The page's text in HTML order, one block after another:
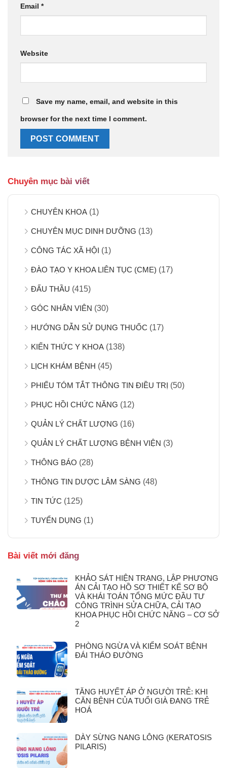
Email *
Website
Save my name, email, and website in this
browser for the next time I comment.
Chuyên mục bài viết
CHUYÊN KHOA (1)
CHUYÊN MỤC DINH DƯỠNG (13)
CÔNG TÁC XÃ HỘI (1)
ĐÀO TẠO Y KHOA LIÊN TỤC (CME) (17)
ĐẤU THẦU (415)
GÓC NHÂN VIÊN (30)
HƯỚNG DẪN SỬ DỤNG THUỐC (17)
KIẾN THỨC Y KHOA (138)
LỊCH KHÁM BỆNH (45)
PHIẾU TÓM TẮT THÔNG TIN ĐIỀU TRỊ (50)
PHỤC HỒI CHỨC NĂNG (12)
QUẢN LÝ CHẤT LƯỢNG (16)
QUẢN LÝ CHẤT LƯỢNG BỆNH VIỆN (3)
THÔNG BÁO (28)
THÔNG TIN DƯỢC LÂM SÀNG (48)
TIN TỨC (125)
TUYỂN DỤNG (1)
Bài viết mới đăng
KHẢO SÁT HIỆN TRẠNG, LẬP PHƯƠNG
ÁN CẢI TẠO HỒ SƠ THIẾT KẾ SƠ BỘ
VÀ KHÁI TOÁN TỔNG MỨC ĐẦU TƯ
CÔNG TRÌNH SỬA CHỮA, CẢI TẠO
KHOA PHỤC HỒI CHỨC NĂNG – CƠ SỞ
2
PHÒNG NGỪA VÀ KIỂM SOÁT BỆNH
ĐÁI THÁO ĐƯỜNG
TĂNG HUYẾT ÁP Ở NGƯỜI TRẺ: KHI
CĂN BỆNH CỦA TUỔI GIÀ ĐANG TRẺ
HOÁ
DÀY SỪNG NANG LÔNG (KERATOSIS
PILARIS)